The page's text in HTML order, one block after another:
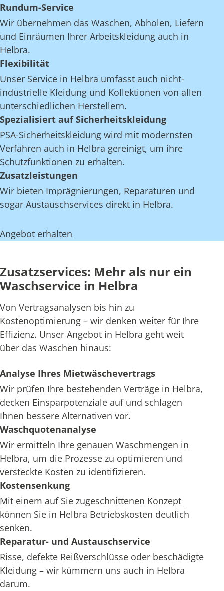
Rundum-Service
Wir übernehmen das Waschen, Abholen, Liefern
und Einräumen Ihrer Arbeitskleidung auch in
Helbra.
Flexibilität
Unser Service in Helbra umfasst auch nicht-
industrielle Kleidung und Kollektionen von allen
unterschiedlichen Herstellern.
Spezialisiert auf Sicherheitskleidung
PSA-Sicherheitskleidung wird mit modernsten
Verfahren auch in Helbra gereinigt, um ihre
Schutzfunktionen zu erhalten.
Zusatzleistungen
Wir bieten Imprägnierungen, Reparaturen und
sogar Austauschservices direkt in Helbra.
Angebot erhalten
Zusatzservices: Mehr als nur ein
Waschservice in Helbra
Von Vertragsanalysen bis hin zu
Kostenoptimierung – wir denken weiter für Ihre
Effizienz. Unser Angebot in Helbra geht weit
über das Waschen hinaus:
Analyse Ihres Mietwäschevertrags
Wir prüfen Ihre bestehenden Verträge in Helbra,
decken Einsparpotenziale auf und schlagen
Ihnen bessere Alternativen vor.
Waschquotenanalyse
Wir ermitteln Ihre genauen Waschmengen in
Helbra, um die Prozesse zu optimieren und
versteckte Kosten zu identifizieren.
Kostensenkung
Mit einem auf Sie zugeschnittenen Konzept
können Sie in Helbra Betriebskosten deutlich
senken.
Reparatur- und Austauschservice
Risse, defekte Reißverschlüsse oder beschädigte
Kleidung – wir kümmern uns auch in Helbra
darum.